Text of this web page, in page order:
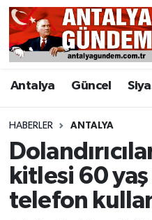
Antalya Güncel
HABERLER ANTALYA
kitlesi 60 yaş
telefon
Antalya
Asayiş
Bilim & Teknoloji
Bölge
EĞİTİM
Antalya Nöbetçi
Antalya Hava
Antalya Namaz
Antalya Trafik
Süper Lig Puan